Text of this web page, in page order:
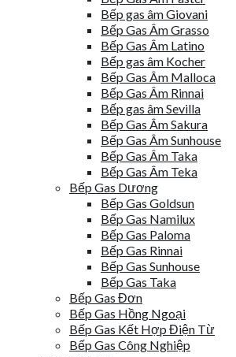
Bếp gas âm Giovani
Bếp Gas Âm Grasso
Bếp Gas Âm Latino
Bếp gas âm Kocher
Bếp Gas Âm Malloca
Bếp Gas Âm Rinnai
Bếp gas âm Sevilla
Bếp Gas Âm Sakura
Bếp Gas Âm Sunhouse
Bếp Gas Âm Taka
Bếp Gas Âm Teka
Bếp Gas Dương
Bếp Gas Goldsun
Bếp Gas Namilux
Bếp Gas Paloma
Bếp Gas Rinnai
Bếp Gas Sunhouse
Bếp Gas Taka
Bếp Gas Đơn
Bếp Gas Hồng Ngoại
Bếp Gas Kết Hợp Điện Từ
Bếp Gas Công Nghiệp